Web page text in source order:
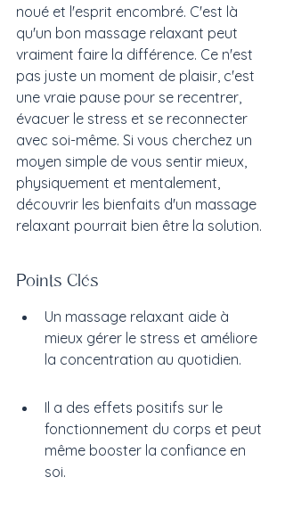
noué et l'esprit encombré. C'est là
qu'un bon massage relaxant peut
vraiment faire la différence. Ce n'est
pas juste un moment de plaisir, c'est
une vraie pause pour se recentrer,
évacuer le stress et se reconnecter
avec soi-même. Si vous cherchez un
moyen simple de vous sentir mieux,
physiquement et mentalement,
découvrir les bienfaits d'un massage
relaxant pourrait bien être la solution.
Points Clés
Un massage relaxant aide à
mieux gérer le stress et améliore
la concentration au quotidien.
Il a des effets positifs sur le
fonctionnement du corps et peut
même booster la confiance en
soi.